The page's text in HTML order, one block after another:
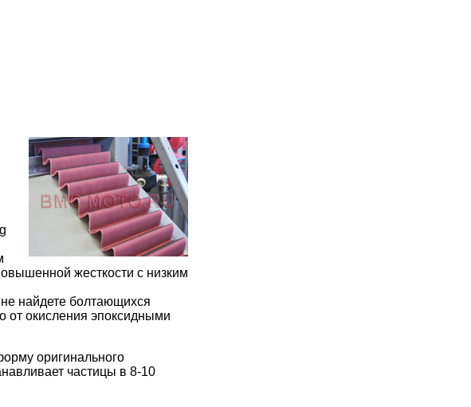
жесткости с низким
найдете болтающихся
окисления эпоксидными
оригинального
частицы в 8-10